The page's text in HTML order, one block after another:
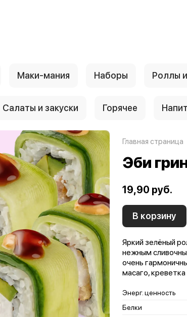
Маки-мания Наборы Роллы
Салаты и закуски Горячее
Главная страница
Эби
19,90 руб.
В корзину
Яркий зелёный
нежным
очень
масаго, креветка
Энерг. ценность
Белки